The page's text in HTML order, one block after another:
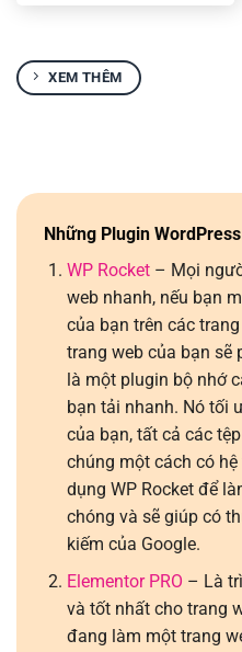
5 sao
XEM THÊM
Những Plugin
WP Rocket– Mọi
web nhanh, nếu bạn
của bạn trên các
trang web của bạn sẽ
là một plugin bộ nhớ
bạn tải nhanh. Nó tối
của bạn, tất cả các
chúng một cách có
dụng WP Rocket để
chóng và sẽ giúp có
kiếm của Google.
Elementor PRO – Là
và tốt nhất cho trang
đang làm một trang